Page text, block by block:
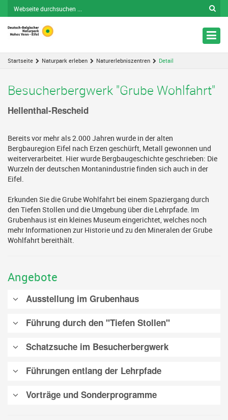
Startseite Naturpark erleben Naturerlebniszentren Detail
Besucherbergwerk "Grube Wohlfahrt"
Hellenthal-Rescheid
Bereits vor mehr als 2.000 Jahren wurde in der alten
Bergbauregion Eifel nach Erzen geschürft, Metall gewonnen und
weiterverarbeitet. Hier wurde Bergbaugeschichte geschrieben: Die
Wurzeln der deutschen Montanindustrie finden sich auch in der
Eifel.
Erkunden Sie die Grube Wohlfahrt bei einem Spaziergang durch
den Tiefen Stollen und die Umgebung über die Lehrpfade. Im
Grubenhaus ist ein kleines Museum eingerichtet, welches noch
mehr Informationen zur Historie und zu den Mineralen der Grube
Wohlfahrt bereithält.
Angebote
Ausstellung im Grubenhaus
Führung durch den "Tiefen Stollen"
Schatzsuche im Besucherbergwerk
Führungen entlang der Lehrpfade
Vorträge und Sonderprogramme